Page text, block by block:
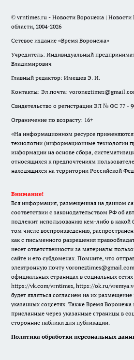
© vrntimes.ru - Новости Воронежа |
области, 2004-2026
Сетевое издание «Время Воронежа»
Учредитель: Индивидуальный
Владимирович
Главный редактор: Имешев Э. И.
Контакты: Эл.почта:
Свидетельство о регистрации ЭЛ № ФС 77 -
Ограничение по возрасту: 16+
«На информационном ресурсе
технологии (информационные технологии
информации на основе сбора,
относящихся к предпочтениям
находящихся на территории Российской
Внимание!
Вся информация, размещенная на данном
соответствии с законодательством РФ об
подлежит использованию кем-либо в
том числе воспроизведению,
как с письменного разрешения
несет ответственности за материалы
сайте и его субдоменах. Помните, что
электронную почту
официальных страницах в социальных сетях
https://vk.com/vrntimes, https://ok.ru/
будет являться согласием на их размещение
указанных соцсетях. Также Время
присланные через указанные страницы в
сторонние паблики для публикации.
Политика обработки персональных